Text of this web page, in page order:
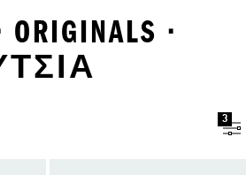
·
3